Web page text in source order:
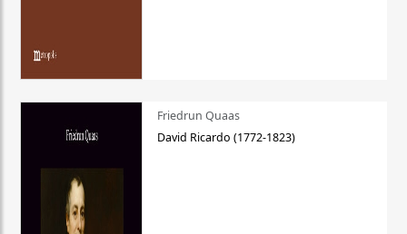
Friedrun Quaas
David Ricardo (1772-1823)